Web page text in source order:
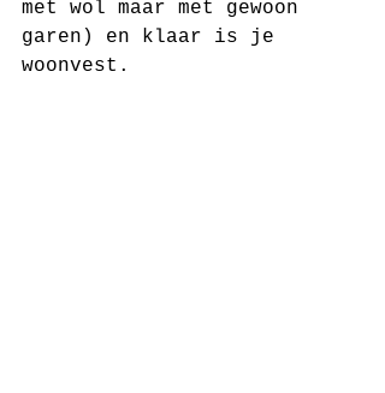
met wol maar met gewoon
garen) en klaar is je
woonvest.